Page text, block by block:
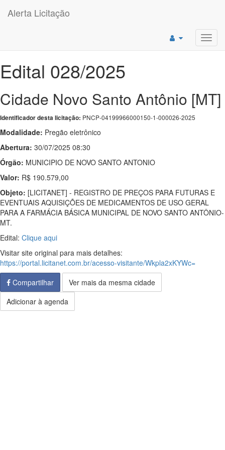
Alerta Licitação
Edital 028/2025
Cidade Novo Santo Antônio [MT]
Identificador desta licitação: PNCP-04199966000150-1-000026-2025
Modalidade: Pregão eletrônico
Abertura: 30/07/2025 08:30
Órgão: MUNICIPIO DE NOVO SANTO ANTONIO
Valor: R$ 190.579,00
Objeto: [LICITANET] - REGISTRO DE PREÇOS PARA FUTURAS E
EVENTUAIS AQUISIÇÕES DE MEDICAMENTOS DE USO GERAL
PARA A FARMÁCIA BÁSICA MUNICIPAL DE NOVO SANTO ANTÔNIO-
MT.
Edital: Clique aqui
Visitar site original para mais detalhes:
https://portal.licitanet.com.br/acesso-visitante/Wkpla2xKYWc=
Compartilhar
Ver mais da mesma cidade
Adicionar à agenda